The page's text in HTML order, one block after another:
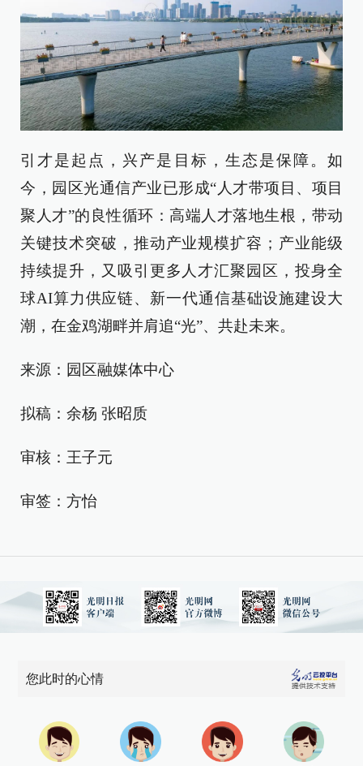
引才是起点，兴产是目标，生态是保障。如
今，园区光通信产业已形成“人才带项目、项目
聚人才”的良性循环：高端人才落地生根，带动
关键技术突破，推动产业规模扩容；产业能级
持续提升，又吸引更多人才汇聚园区，投身全
球AI算力供应链、新一代通信基础设施建设大
潮，在金鸡湖畔并肩追“光”、共赴未来。
来源：园区融媒体中心
拟稿：余杨 张昭质
审核：王子元
审签：方怡
您此时的心情